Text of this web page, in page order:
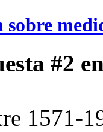
sobre
#2
1571-